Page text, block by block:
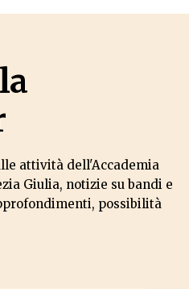
attività dell'Accademia
Giulia, notizie su bandi e
possibilità